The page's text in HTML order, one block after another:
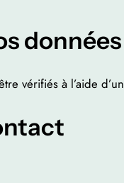
vérifiés à l’aide